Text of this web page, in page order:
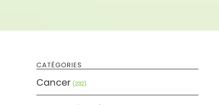
CATÉGORIES
Cancer(232)